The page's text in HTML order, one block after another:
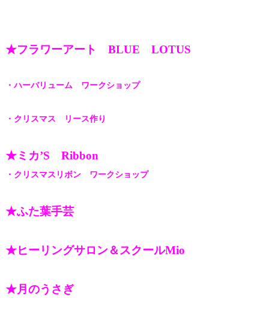
★フラワーアート BLUE LOTUS
・ハーバリューム ワークショップ
・クリスマス リース作り
★ミカ’S Ribbon
・クリスマスリボン ワークショップ
★ふた葉手芸
★ヒーリングサロン＆スクールMio
★月のうさぎ